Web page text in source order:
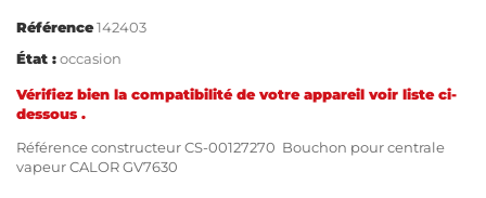
Référence142403
État :occasion
Vérifiez bien la compatibilité de votre appareil voir liste ci-
dessous .
Référence constructeur CS-00127270 Bouchon pour centrale
vapeur CALOR GV7630